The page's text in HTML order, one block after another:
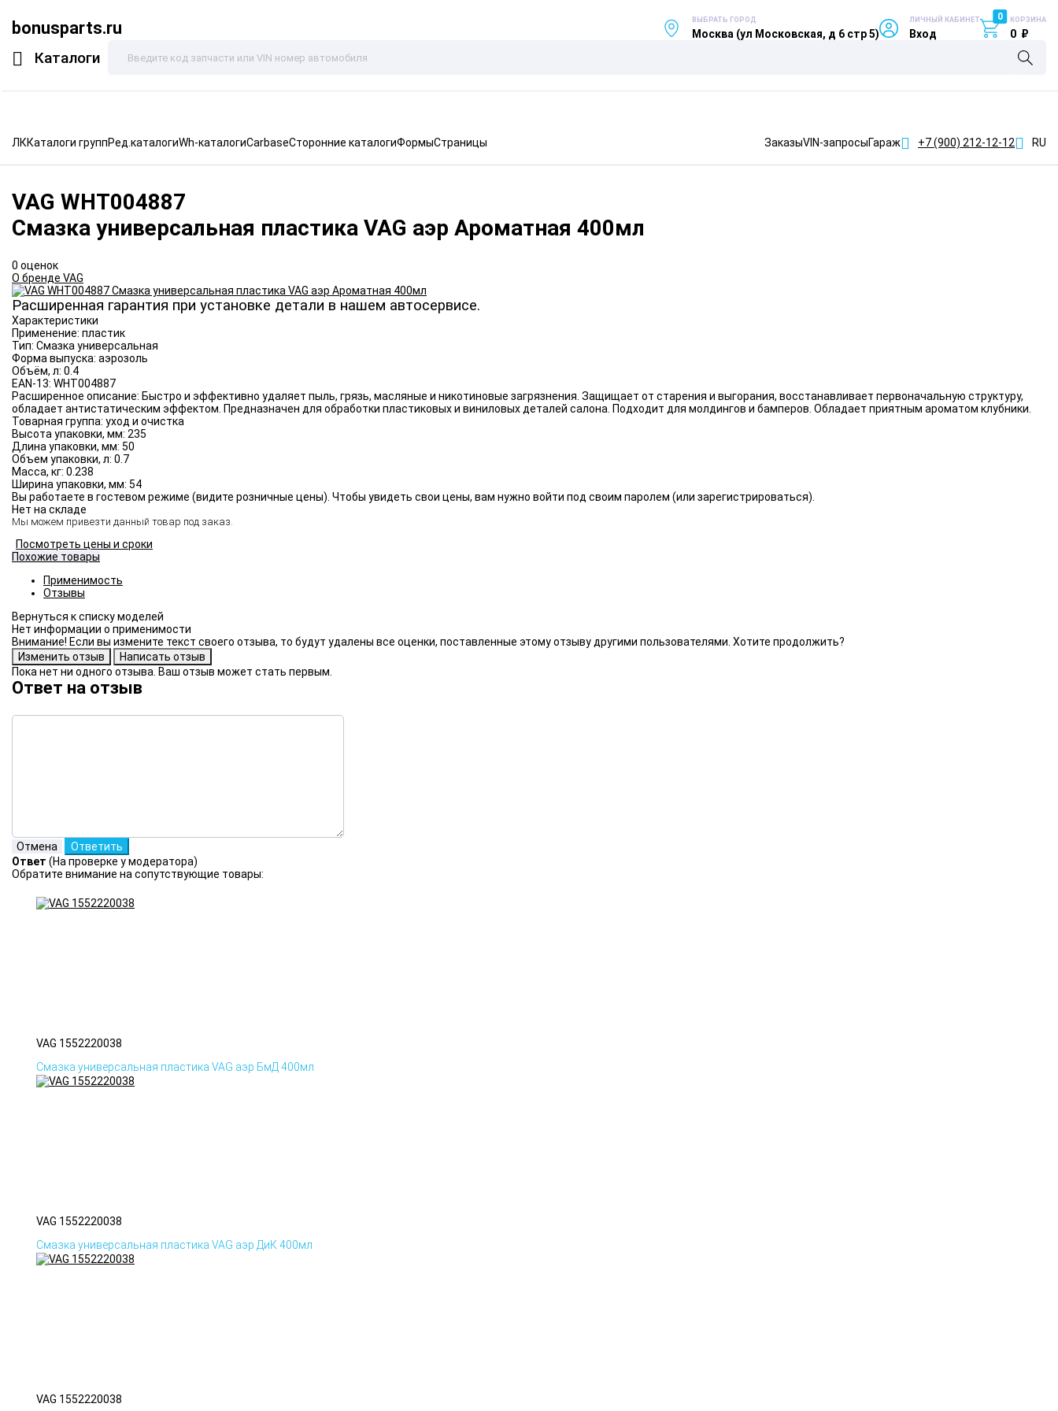
bonusparts.ru
Каталоги
ВЫБРАТЬ ГОРОД
Москва (ул Московская, д 6 стр 5)
ЛИЧНЫЙ КАБИНЕТ
Вход
0 КОРЗИНА
0 ₽
ЛККаталоги группРед.каталогиWh-каталогиCarbaseСторонние каталогиФормыСтраницы ЗаказыVIN-запросыГараж +7 (900) 212-12-12 RU
VAG WHT004887
Смазка универсальная пластика VAG аэр Ароматная 400мл
0 оценок
О бренде VAG
Расширенная гарантия при установке детали в нашем автосервисе.
Характеристики
Применение: пластик
Тип: Смазка универсальная
Форма выпуска: аэрозоль
Объём, л: 0.4
EAN-13: WHT004887
Расширенное описание: Быстро и эффективно удаляет пыль, грязь, масляные и никотиновые загрязнения. Защищает от старения и выгорания, восстанавливает первоначальную структуру,
обладает антистатическим эффектом. Предназначен для обработки пластиковых и виниловых деталей салона. Подходит для молдингов и бамперов. Обладает приятным ароматом клубники.
Товарная группа: уход и очистка
Высота упаковки, мм: 235
Длина упаковки, мм: 50
Объем упаковки, л: 0.7
Масса, кг: 0.238
Ширина упаковки, мм: 54
Вы работаете в гостевом режиме (видите розничные цены). Чтобы увидеть свои цены, вам нужно войти под своим паролем (или зарегистрироваться).
Нет на складе
Мы можем привезти данный товар под заказ.
Посмотреть цены и сроки
Похожие товары
Применимость
Отзывы
Нет информации о применимости
Внимание! Если вы измените текст своего отзыва, то будут удалены все оценки, поставленные этому отзыву другими пользователями. Хотите продолжить?
Пока нет ни одного отзыва. Ваш отзыв может стать первым.
Ответ на отзыв
Ответ (На проверке у модератора)
Обратите внимание на сопутствующие товары:
VAG 1552220038
Смазка универсальная пластика VAG аэр БмД 400мл
VAG 1552220038
Смазка универсальная пластика VAG аэр ДиК 400мл
VAG 1552220038